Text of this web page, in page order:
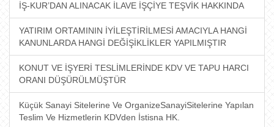
İŞ-KUR’DAN ALINACAK İLAVE İŞÇİYE TEŞVİK HAKKINDA
YATIRIM ORTAMININ İYİLEŞTİRİLMESİ AMACIYLA HANGİ
KANUNLARDA HANGİ DEĞİŞİKLİKLER YAPILMIŞTIR
KONUT VE İŞYERİ TESLİMLERİNDE KDV VE TAPU HARCI
ORANI DÜŞÜRÜLMÜŞTÜR
Küçük Sanayi Sitelerine Ve OrganizeSanayiSitelerine Yapılan
Teslim Ve Hizmetlerin KDVden İstisna HK.